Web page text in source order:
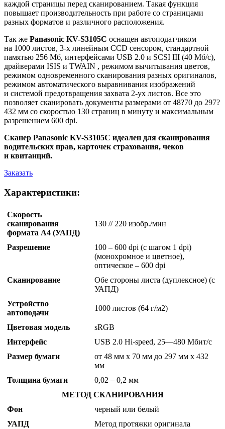
каждой страницы перед сканированием. Такая функция
повышает производительность при работе со страницами
разных форматов и различного расположения.
Так же Panasonic KV-S3105C оснащен автоподатчиком
на 1000 листов, 3-х линейным CCD сенсором, стандартной
памятью 256 Мб, интерфейсами USB 2.0 и SCSI III (40 Мб/с),
драйверами ISIS и TWAIN , режимом вычитывания цветов,
режимом одновременного сканирования разных оригиналов,
режимом автоматического выравнивания изображений
и системой предотвращения захвата 2-ух листов. Все это
позволяет сканировать документы размерами от 48?70 до 297?
432 мм со скоростью 130 страниц в минуту и максимальным
разрешением 600 dpi.
Сканер Panasonic KV-S3105C идеален для сканирования
водительских прав, карточек страхования, чеков
и квитанций.
Заказать
Характеристики:
Скорость
сканирования
формата А4 (УАПД)
130 // 220 изобр./мин
Разрешение
100 – 600 dpi (с шагом 1 dpi)
(монохромное и цветное),
оптическое – 600 dpi
Сканирование
Обе стороны листа (дуплексное) (с
УАПД)
Устройство
автоподачи
1000 листов (64 г/м2)
Цветовая модель
sRGB
Интерфейс
USB 2.0 Hi-speed, 25—480 Мбит/с
Размер бумаги
от 48 мм x 70 мм до 297 мм x 432
мм
Толщина бумаги
0,02 – 0,2 мм
МЕТОД СКАНИРОВАНИЯ
Фон
черный или белый
УАПД
Метод протяжки оригинала